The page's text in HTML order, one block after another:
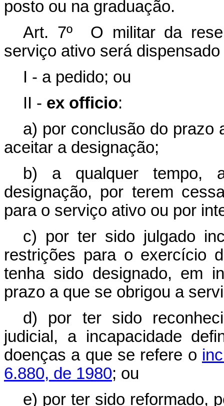
posto ou na graduação.
Art. 7º O militar da
serviço ativo será
I - a pedido; ou
II - ex officio:
a) por conclusão do prazo
aceitar a designação;
b) a qualquer tempo,
designação, por terem
para o serviço ativo ou por
c) por ter sido julgado
restrições para o exercício
tenha sido designado, em
prazo a que se obrigou a
d) por ter sido
judicial, a incapacidade
doenças a que se refere o
6.880, de 1980; ou
e) por ter sido reformado,